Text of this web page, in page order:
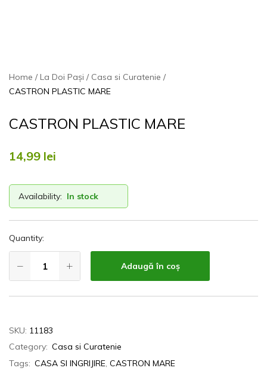
Home La Doi Pași
Casa si Curatenie
CASTRON PLASTIC MARE
CASTRON PLASTIC MARE
14,99 lei
Availability: In stock
Quantity:
Adaugă în coș
SKU: 11183
Category: Casa si Curatenie
Tags: CASA SI INGRIJIRE, CASTRON MARE